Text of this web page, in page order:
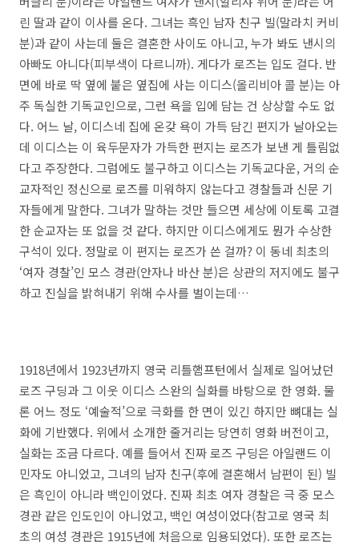
린 딸과 같이 이사를 온다. 그녀는 흑인 남자 친구 빌(말라치 커비
분)과 같이 사는데 둘은 결혼한 사이도 아니고, 누가 봐도 낸시의
아빠도 아니다(피부색이 다르니까). 게다가 로즈는 입도 걸다. 반
면에 바로 딱 옆에 붙은 옆집에 사는 이디스(올리비아 콜 분)는 아
주 독실한 기독교인으로, 그런 욕을 입에 담는 건 상상할 수도 없
다. 어느 날, 이디스네 집에 온갖 욕이 가득 담긴 편지가 날아오는
데 이디스는 이 육두문자가 가득한 편지는 로즈가 보낸 게 틀림없
다고 주장한다. 그럼에도 불구하고 이디스는 기독교다운, 거의 순
교자적인 정신으로 로즈를 미워하지 않는다고 경찰들과 신문 기
자들에게 말한다. 그녀가 말하는 것만 들으면 세상에 이토록 고결
한 순교자는 또 없을 것 같다. 하지만 이디스에게도 뭔가 수상한
구석이 있다. 정말로 이 편지는 로즈가 쓴 걸까? 이 동네 최초의
‘여자 경찰’인 모스 경관(안자나 바산 분)은 상관의 저지에도 불구
하고 진실을 밝혀내기 위해 수사를 벌이는데…
1918년에서 1923년까지 영국 리틀햄프턴에서 실제로 일어났던
로즈 구딩과 그 이웃 이디스 스완의 실화를 바탕으로 한 영화. 물
론 어느 정도 ‘예술적’으로 극화를 한 면이 있긴 하지만 뼈대는 실
화에 기반했다. 위에서 소개한 줄거리는 당연히 영화 버전이고,
실화는 조금 다르다. 예를 들어서 진짜 로즈 구딩은 아일랜드 이
민자도 아니었고, 그녀의 남자 친구(후에 결혼해서 남편이 된) 빌
은 흑인이 아니라 백인이었다. 진짜 최초 여자 경찰은 극 중 모스
경관 같은 인도인이 아니었고, 백인 여성이었다(참고로 영국 최
초의 여성 경관은 1915년에 처음으로 임용되었다). 또한 로즈는